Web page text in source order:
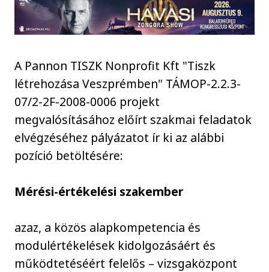
A Pannon TISZK Nonprofit Kft "Tiszk
létrehozása Veszprémben" TÁMOP-2.2.3-
07/2-2F-2008-0006 projekt
megvalósításához előírt szakmai feladatok
elvégzéséhez pályázatot ír ki az alábbi
pozíció betöltésére:
Mérési-értékelési szakember
azaz, a közös alapkompetencia és
modulértékelések kidolgozásáért és
működtetéséért felelős – vizsgaközpont